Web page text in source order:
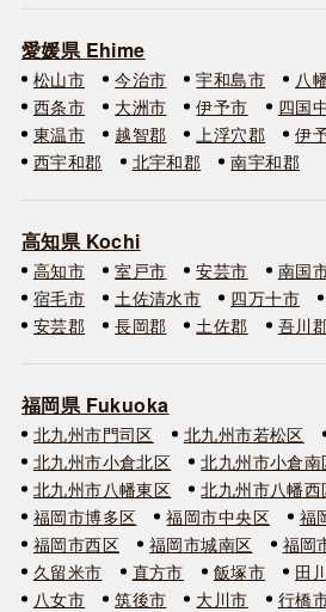
愛媛県 Ehime
松山市 今治市 宇和島市 八
西条市
大洲市 伊予市 四国
東温市
越智郡 上浮穴郡 伊
西宇和郡
北宇和郡 南宇和郡
高知県 Kochi
高知市 室戸市 安芸市 南国
宿毛市
土佐清水市 四万十市
安芸郡
長岡郡 土佐郡 吾川
福岡県 Fukuoka
北九州市門司区 北九州市若松区
北九州市小倉北区
北九州市小倉南
北九州市八幡東区
北九州市八幡西
福岡市博多区
福岡市中央区
福
福岡市西区
福岡市城南区 福岡
久留米市
直方市 飯塚市 田
八女市
筑後市 大川市 行橋